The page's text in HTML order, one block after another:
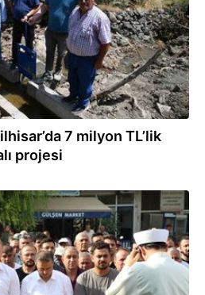
7 milyon TL’lik
projesi